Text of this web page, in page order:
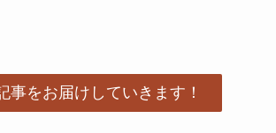
事をお届けしていきます！